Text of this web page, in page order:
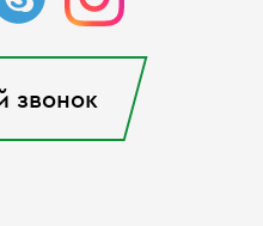
звонок